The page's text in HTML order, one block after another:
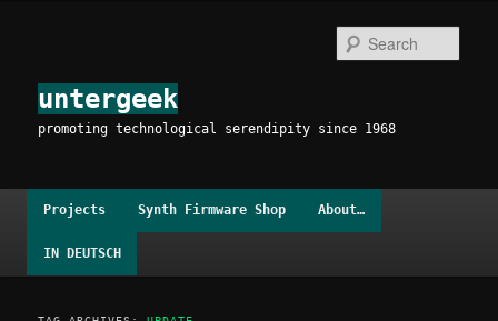
content
content
untergeek
promoting technological serendipity since 1968
Projects Synth Firmware Shop About…
IN DEUTSCH